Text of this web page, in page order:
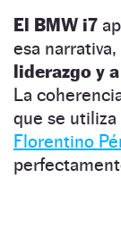
El BMW i7
esa narrativa,
liderazgo y
La
que se utiliza
Florentino